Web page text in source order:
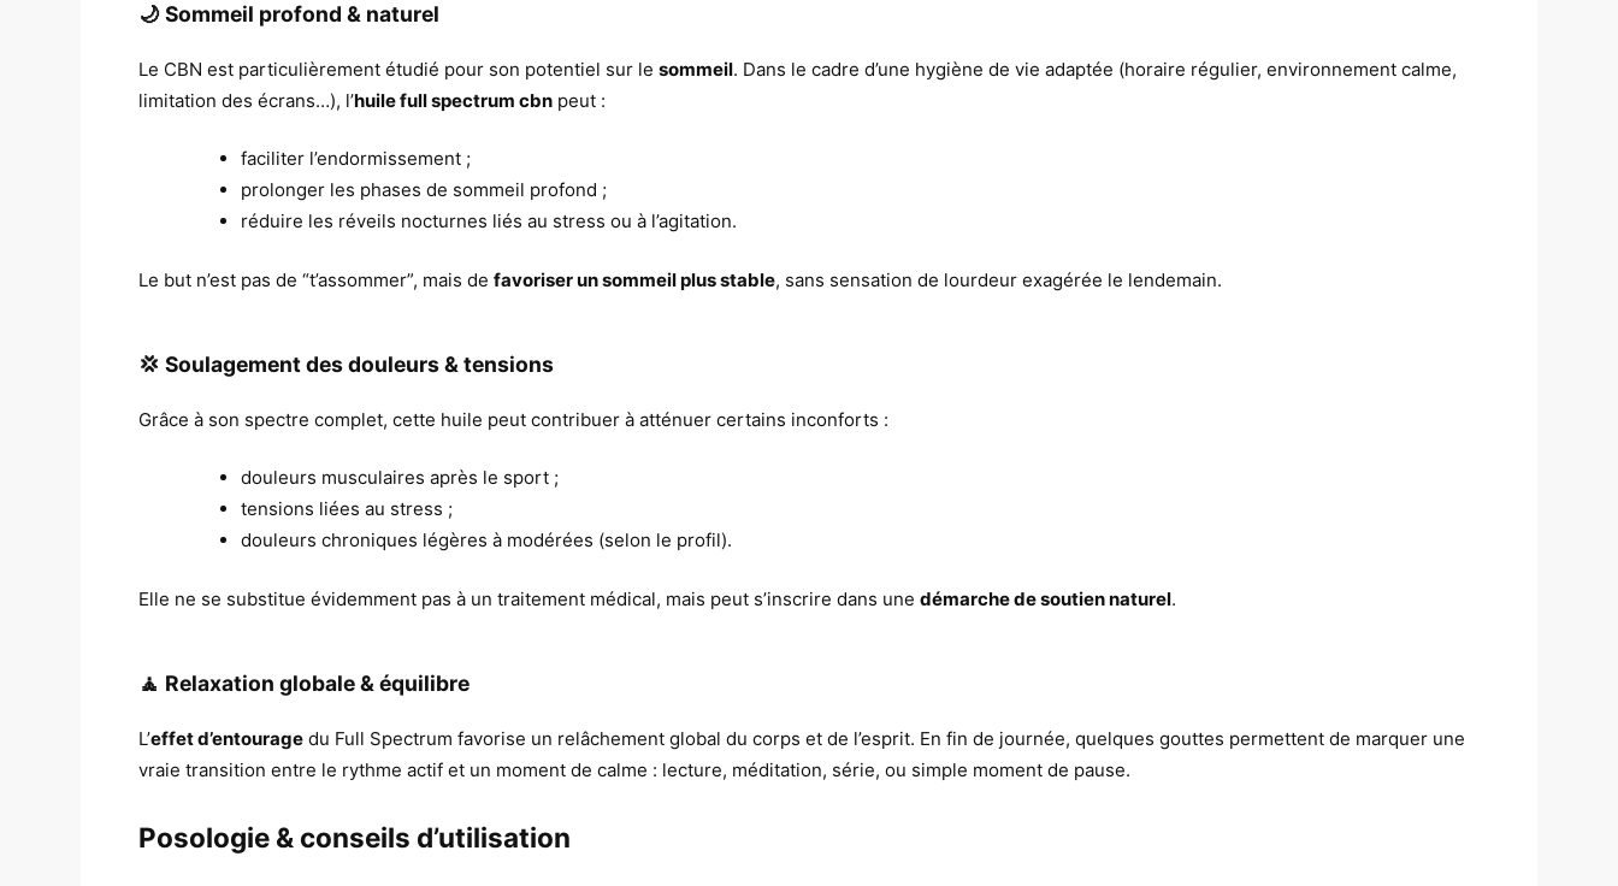
🌙 Sommeil profond & naturel
Le CBN est particulièrement étudié pour son potentiel sur lesommeil. Dans le cadre d’une hygiène de vie adaptée (horaire régulier, environnement calme,
limitation des écrans…), l’huile full spectrum cbn peut :
faciliter l’endormissement ;
prolonger les phases de sommeil profond ;
réduire les réveils nocturnes liés au stress ou à l’agitation.
Le but n’est pas de “t’assommer”, mais defavoriser un sommeil plus stable, sans sensation de lourdeur exagérée le lendemain.
💢 Soulagement des douleurs & tensions
Grâce à son spectre complet, cette huile peut contribuer à atténuer certains inconforts :
douleurs musculaires après le sport ;
tensions liées au stress ;
douleurs chroniques légères à modérées (selon le profil).
Elle ne se substitue évidemment pas à un traitement médical, mais peut s’inscrire dans unedémarche de soutien naturel.
🧘 Relaxation globale & équilibre
L’effet d’entourage du Full Spectrum favorise un relâchement global du corps et de l’esprit. En fin de journée, quelques gouttes permettent de marquer une
vraie transition entre le rythme actif et un moment de calme : lecture, méditation, série, ou simple moment de pause.
Posologie & conseils d’utilisation